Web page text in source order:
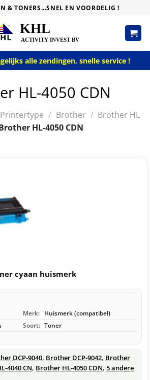
& TONERS...SNEL EN VOORDELIG !
alle zendingen, snelle service !
HL-4050 CDN
/ Brother / Brother HL
HL-4050 CDN
cyaan huismerk
Merk: Huismerk (compatibel)
Soort: Toner
DCP-9040, Brother DCP-9042, Brother
4040 CN, Brother HL-4050 CDN, 5 andere